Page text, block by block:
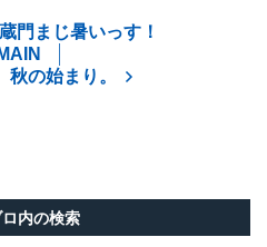
門まじ暑いっす！
MAIN
秋の始まり。
内の検索